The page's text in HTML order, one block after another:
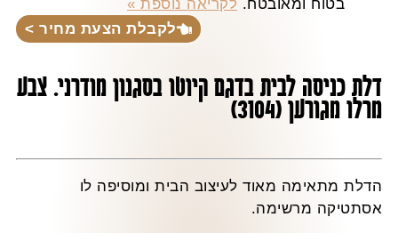
בטוח ומאובטח. לקריאה נוספת »
לקבלת הצעת מחיר >
דלת כניסה לבית בדגם קיוטו בסגנון מודרני. צבע
מרלו מגורען (3104)
הדלת מתאימה מאוד לעיצוב הבית ומוסיפה לו
אסתטיקה מרשימה.